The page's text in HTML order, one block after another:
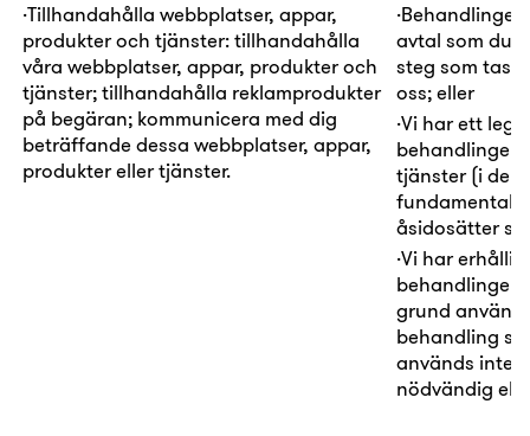
·Tillhandahålla webbplatser, appar,
produkter och tjänster:tillhandahålla
våra webbplatser, appar, produkter och
tjänster; tillhandahålla reklamprodukter
på begäran; kommunicera med dig
beträffande dessa webbplatser, appar,
produkter eller tjänster.
·
avtal som du
steg som tas
oss; eller
·Vi har ett
tjänster (i den
åsidosätter
·Vi har
behandlingen
grund
behandling
används inte
nödvändig